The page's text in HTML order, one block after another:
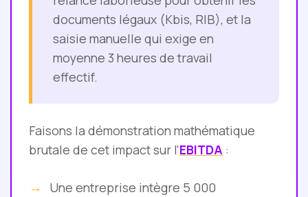
documents légaux (Kbis, RIB), et la
saisie manuelle qui exige en
moyenne 3 heures de travail
effectif.
Faisons la démonstration mathématique
brutale de cet impact sur l'EBITDA :
Une entreprise intègre 5 000